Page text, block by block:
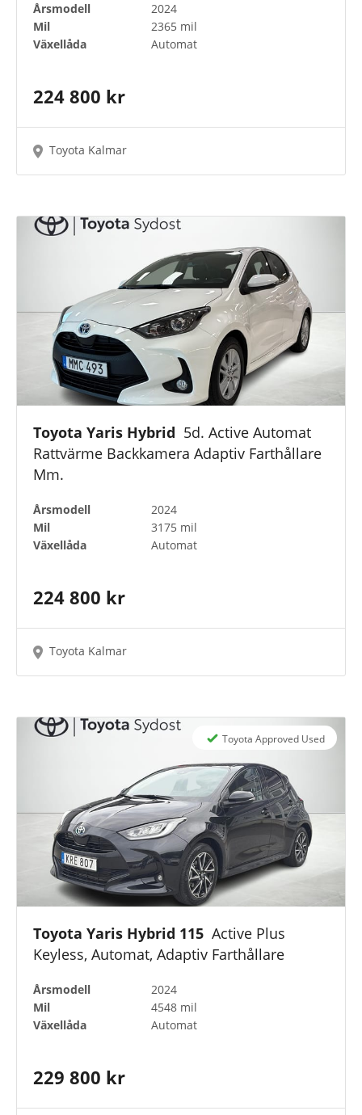
Årsmodell
2024
Mil
2365 mil
Växellåda
Automat
224 800 kr
Toyota Kalmar
Toyota Yaris Hybrid 5d. Active Automat
Rattvärme Backkamera Adaptiv Farthållare
Mm.
Årsmodell
2024
Mil
3175 mil
Växellåda
Automat
224 800 kr
Toyota Kalmar
Toyota Approved Used
Toyota Yaris Hybrid 115 Active Plus
Keyless, Automat, Adaptiv Farthållare
Årsmodell
2024
Mil
4548 mil
Växellåda
Automat
229 800 kr